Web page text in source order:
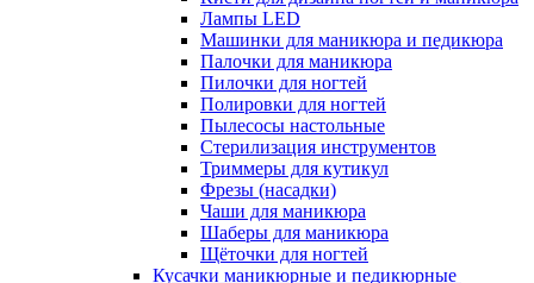
Лампы LED
Машинки для маникюра и педикюра
Палочки для маникюра
Пилочки для ногтей
Полировки для ногтей
Пылесосы настольные
Стерилизация инструментов
Триммеры для кутикул
Фрезы (насадки)
Чаши для маникюра
Шаберы для маникюра
Щёточки для ногтей
Кусачки маникюрные и педикюрные